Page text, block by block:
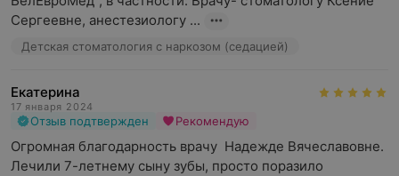
Сергеевне, анестезиологу ...
Детская стоматология с наркозом (седацией)
Екатерина
17 января 2024
Отзыв подтвержден Рекомендую
Огромная благодарность врачу  Надежде Вячеславовне.
Лечили 7-летнему сыну зубы, просто поразило